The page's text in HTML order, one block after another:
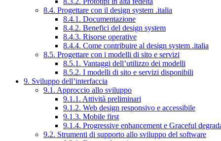
8.4. Progettare con il design system .italia
8.4.1. Documentazione
8.4.2. Benefici del design system
8.4.3. Risorse operative
8.4.4. Come contribuire al design system .italia
8.5. Progettare con i modelli di sito e servizi
8.5.1. Vantaggi dell’utilizzo dei modelli
8.5.2. I modelli di sito e servizi disponibili
9. Sviluppo dell’interfaccia
9.1. Approccio allo sviluppo
9.1.1. Attività preliminari
9.1.2. Web design responsivo e accessibile
9.1.3. Mobile first
9.1.4. Progressive enhancement e Graceful
9.2. Strumenti di supporto allo sviluppo del software